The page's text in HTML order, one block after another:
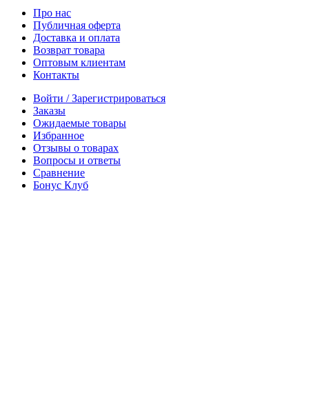
Про нас
Публичная оферта
Доставка и оплата
Возврат товара
Оптовым клиентам
Контакты
Войти / Зарегистрироваться
Заказы
Ожидаемые товары
Избранное
Отзывы о товарах
Вопросы и ответы
Сравнение
Бонус Клуб